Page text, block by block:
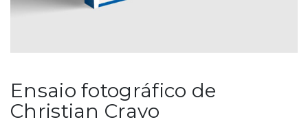
Ensaio fotográfico de
Christian Cravo